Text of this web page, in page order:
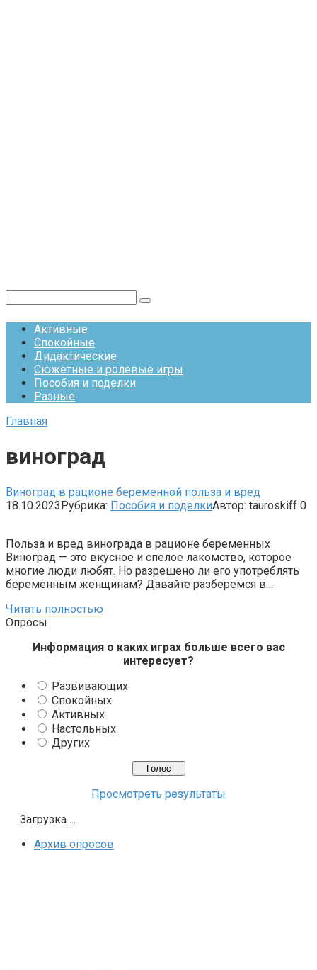
Активные
Спокойные
Дидактические
Сюжетные и ролевые игры
Пособия и поделки
Разные
Главная
виноград
Виноград в рационе беременной польза и вред
18.10.2023Рубрика: Пособия и поделкиАвтор: tauroskiff 0
Польза и вред винограда в рационе беременных
Виноград — это вкусное и спелое лакомство, которое
многие люди любят. Но разрешено ли его употреблять
беременным женщинам? Давайте разберемся в…
Читать полностью
Опросы
Информация о каких играх больше всего вас
интересует?
Развивающих
Спокойных
Активных
Настольных
Других
Просмотреть результаты
Загрузка ...
Архив опросов